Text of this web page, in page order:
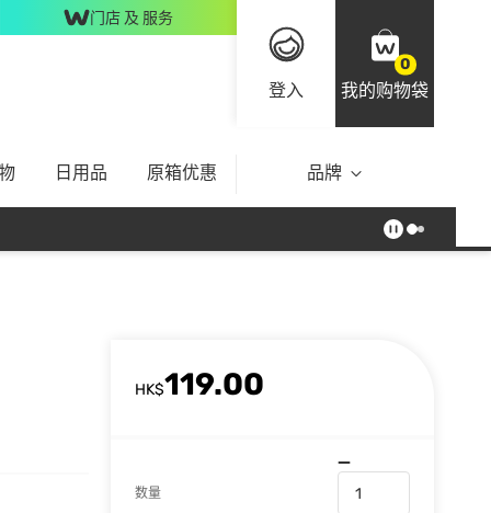
门店 及 服务
登入
0
我的购物袋
日用品 原箱优惠 品牌
HK$119.00
数量